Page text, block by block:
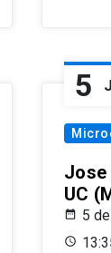
5
Jose
UC
5